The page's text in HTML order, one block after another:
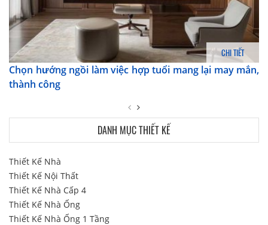
CHI TIẾT
Chọn hướng ngồi làm việc hợp tuổi mang lại may mắn,
thành công
DANH MỤC THIẾT KẾ
Thiết Kế Nhà
Thiết Kế Nội Thất
Thiết Kế Nhà Cấp 4
Thiết Kế Nhà Ống
Thiết Kế Nhà Ống 1 Tầng